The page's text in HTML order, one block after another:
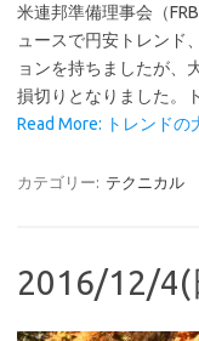
米連邦準備理事会（
ュースで円安トレンド
ョンを持ちましたが、
損切りとなりました。
Read More: トレンドの
カテゴリー: テクニカル
2016/12/4(